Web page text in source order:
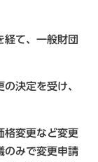
経て、一般財団
決定を受け、
格変更など変更
のみで変更申請